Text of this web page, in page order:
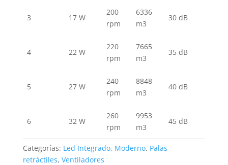
3 17 W
200
rpm
6336
m3
30 dB
4 22 W
220
rpm
7665
m3
35 dB
5 27 W
240
rpm
8848
m3
40 dB
6 32 W
260
rpm
9953
m3
45 dB
Categorías: Led Integrado, Moderno, Palas
retráctiles, Ventiladores